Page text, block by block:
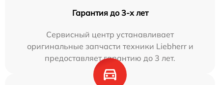
Гарантия до 3-х лет
Сервисный центр устанавливает
оригинальные запчасти техники Liebherr и
предоставляет гарантию до 3 лет.